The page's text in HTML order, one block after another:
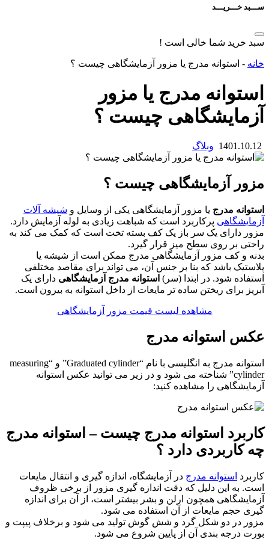
ســـبد خـــریـــد
سبد خرید شما خالی است !
خانه - استوانه مدرج یا مزور آزمایشگاهی چیست ؟
استوانه مدرج یا مزور
آزمایشگاهی چیست ؟
وبلاگ
مزور آزمایشگاهی چیست ؟
استوانه مدرج یا مزور آزمایشگاهی یکی از وسایل و شیشه آلات
آزمایشگاهی پرکاربرد است که شباهت زیادی به لوله آزمایش دارد.
مزور دارای یک سر باز یک کف بسته تخت است که کمک می کند به
راحتی بر روی سطح میز قرار گیرد.
بدنه و کف مزور آزمایشگاهی مدرج ممکن است از شیشه یا
پلاستیک باشد که بنا بر جنس آن، می تواند برای مقاصد مختلفی
استفاده شود. در ابتدا (سر) استوانه مدرج آزمایشگاهی دارای یک
آبریز برای ریختن ساده تر مایعات از داخل استوانه به بیرون است.
مشاهده لیست قیمت مزور آزمایشگاهی
عکس استوانه مدرج
استوانه مدرج به انگلیسی با نام “Graduated cylinder” و “measuring
cylinder” شناخته می شود و در زیر می توانید عکس استوانه
آزمایشگاهی را مشاهده کنید:
کاربرد استوانه مدرج چیست – استوانه مدرج
چه کاربردی دارد ؟
کاربرد استوانه مدرج در آزمایشگاه، اندازه گیری و انتقال مایعات
است. به این دلیل که دقت اندازه گیری مزور از برخی ظروف
آزمایشگاهی همچون ارلن و بشر بیشتر است، از آن برای اندازه
گیری حجم مایعات از آن استفاده می شود.
مزور در دو شکل گرد و شش گوش تولید می شود و برخلاف پیپت و
بورت درجه بندی آن از پایین شروع می شود.